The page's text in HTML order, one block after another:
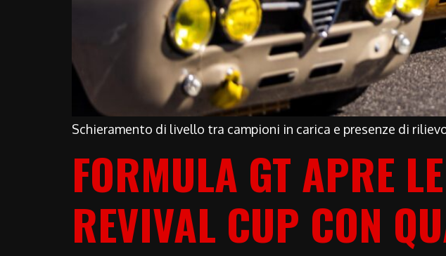
Schieramento di livello tra campioni in carica e presenze di
FORMULA GT APRE
REVIVAL CUP CON